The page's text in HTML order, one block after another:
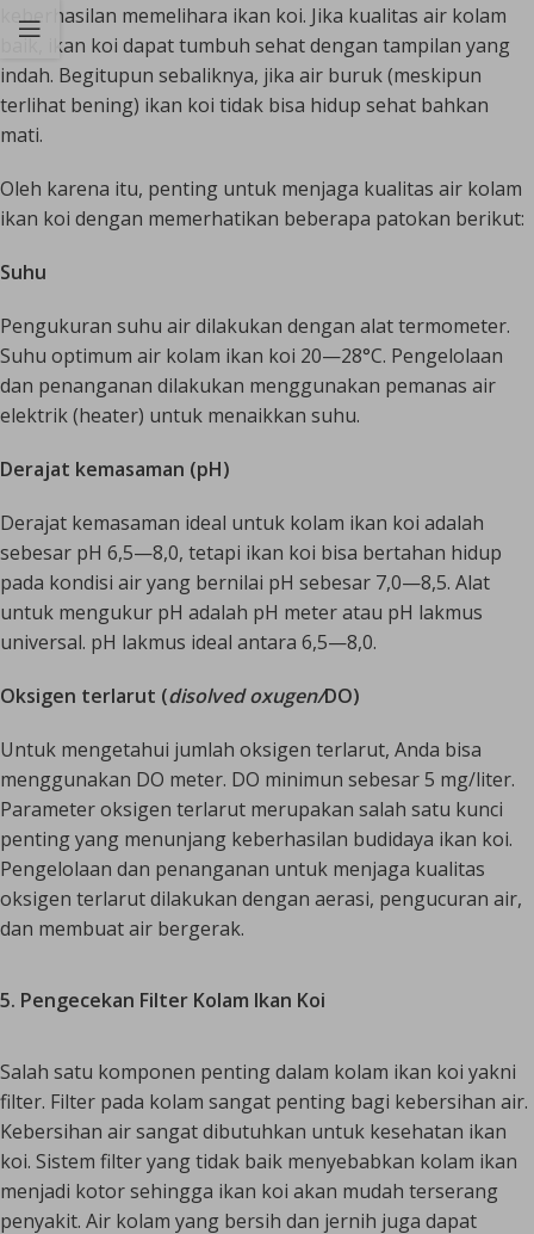
keberhasilan memelihara ikan koi. Jika kualitas air kolam
baik, ikan koi dapat tumbuh sehat dengan tampilan yang
indah. Begitupun sebaliknya, jika air buruk (meskipun
terlihat bening) ikan koi tidak bisa hidup sehat bahkan
mati.
Oleh karena itu, penting untuk menjaga kualitas air kolam
ikan koi dengan memerhatikan beberapa patokan berikut:
Suhu
Pengukuran suhu air dilakukan dengan alat termometer.
Suhu optimum air kolam ikan koi 20—28°C. Pengelolaan
dan penanganan dilakukan menggunakan pemanas air
elektrik (heater) untuk menaikkan suhu.
Derajat kemasaman (pH)
Derajat kemasaman ideal untuk kolam ikan koi adalah
sebesar pH 6,5—8,0, tetapi ikan koi bisa bertahan hidup
pada kondisi air yang bernilai pH sebesar 7,0—8,5. Alat
untuk mengukur pH adalah pH meter atau pH lakmus
universal. pH lakmus ideal antara 6,5—8,0.
Oksigen terlarut (disolved oxugen/DO)
Untuk mengetahui jumlah oksigen terlarut, Anda bisa
menggunakan DO meter. DO minimun sebesar 5 mg/liter.
Parameter oksigen terlarut merupakan salah satu kunci
penting yang menunjang keberhasilan budidaya ikan koi.
Pengelolaan dan penanganan untuk menjaga kualitas
oksigen terlarut dilakukan dengan aerasi, pengucuran air,
dan membuat air bergerak.
5. Pengecekan Filter Kolam Ikan Koi
Salah satu komponen penting dalam kolam ikan koi yakni
filter. Filter pada kolam sangat penting bagi kebersihan air.
Kebersihan air sangat dibutuhkan untuk kesehatan ikan
koi. Sistem filter yang tidak baik menyebabkan kolam ikan
menjadi kotor sehingga ikan koi akan mudah terserang
penyakit. Air kolam yang bersih dan jernih juga dapat